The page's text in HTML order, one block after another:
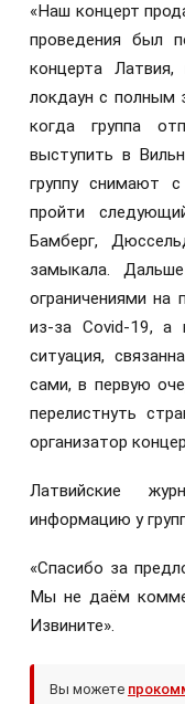
«Наш концерт
проведения был
концерта
локдаун с полным
когда группа
выступить в
группу снимают
пройти
Бамберг,
замыкала.
ограничениями на
из-за Covid-19, а
ситуация,
сами, в первую
перелистнуть
организатор
Латвийские
информацию у
«Спасибо за
Мы не даём
Извините».
Вы можете